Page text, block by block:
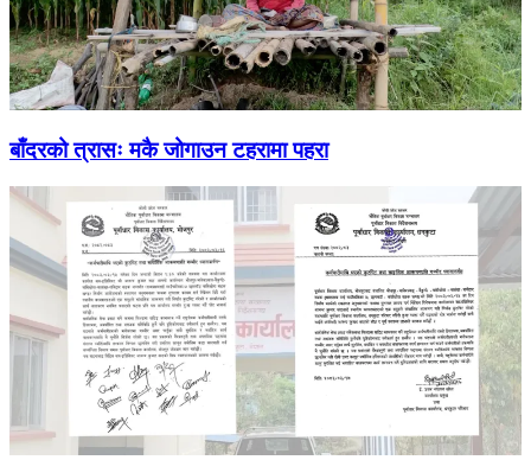
बाँदरको त्रासः मकै जोगाउन टहरामा पहरा